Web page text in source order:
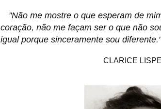
"Não me mostre o que esperam de
coração, não me façam ser o que não
igual porque sinceramente sou diferente."
CLARICE